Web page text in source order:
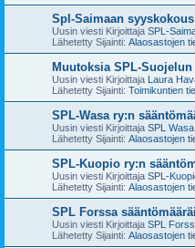
Spl-Saimaan syyskokous
Uusin viesti Kirjoittaja SPL-
Lähetetty Sijainti: Alaosastojen
Muutoksia SPL-
Uusin viesti Kirjoittaja Laura
Lähetetty Sijainti: Toimikuntien
SPL-Wasa ry:n
Uusin viesti Kirjoittaja SPL Wasa
Lähetetty Sijainti: Alaosastojen
SPL-Kuopio ry:n
Uusin viesti Kirjoittaja SPL-
Lähetetty Sijainti: Alaosastojen
SPL Forssa
Uusin viesti Kirjoittaja SPL
Lähetetty Sijainti: Alaosastojen